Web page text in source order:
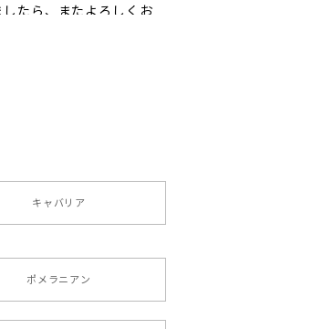
たら、またよろしくお
犬グッズ
素敵さでチャラです。
キャバリア
ポメラニアン